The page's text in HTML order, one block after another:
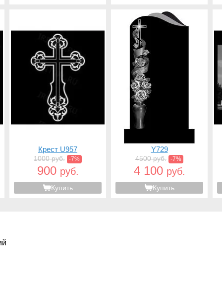
Крест U957
1000 руб. -7%
900 руб.
Купить
Y729
4500 руб. -7%
4 100 руб.
Купить